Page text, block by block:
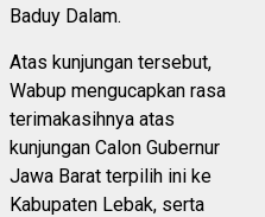
Baduy Dalam.
Atas kunjungan tersebut,
Wabup mengucapkan rasa
terimakasihnya atas
kunjungan Calon Gubernur
Jawa Barat terpilih ini ke
Kabupaten Lebak, serta